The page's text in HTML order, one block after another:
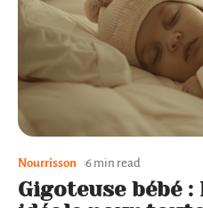
Nourrisson 6 min read
Gigoteuse bébé